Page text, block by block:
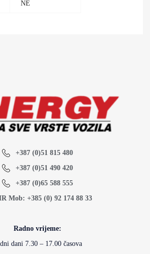
NE
+387 (0)51 815 480
+387 (0)51 490 420
+387 (0)65 588 555
Mob: +385 (0) 92 174 88 33
Radno vrijeme:
dani 7.30 – 17.00 časova